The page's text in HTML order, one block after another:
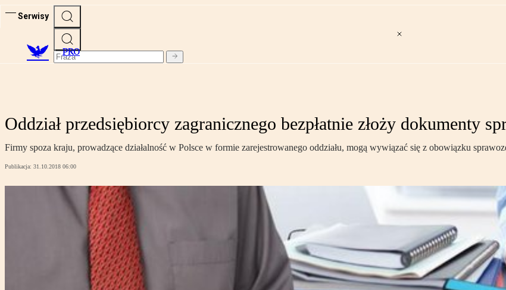
Serwisy
PRO
Oddział przedsiębiorcy zagranicznego bezpłatnie złoży dokumenty
Firmy spoza kraju, prowadzące działalność w Polsce w formie zarejestrowanego oddziału, mogą wywiązać się z obowiązku
Publikacja: 31.10.2018 06:00